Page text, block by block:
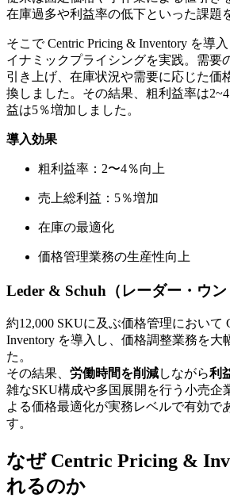
在庫過多や利益率の低下といった課題
そこで Centric Pricing & Inventory を導
イナミックプライシングを実践。需要
引き上げ、在庫状況や需要に応じた価
換しました。その結果、粗利益率は
益は5％増加しました。
導入効果
粗利益率：2〜4％向上
売上総利益：5％増加
在庫の最適化
価格管理業務の生産性向上
Leder & Schuh（レーダー・ウ
約12,000 SKUに及ぶ価格管理において
Inventory を導入し、価格調整業務を大
た。
その結果、 労働時間を削減しながら利
雑なSKU構成や多国展開を行う小売企
よる価格最適化が実務レベルで有効で
す。
なぜ Centric Pricing &
れるのか